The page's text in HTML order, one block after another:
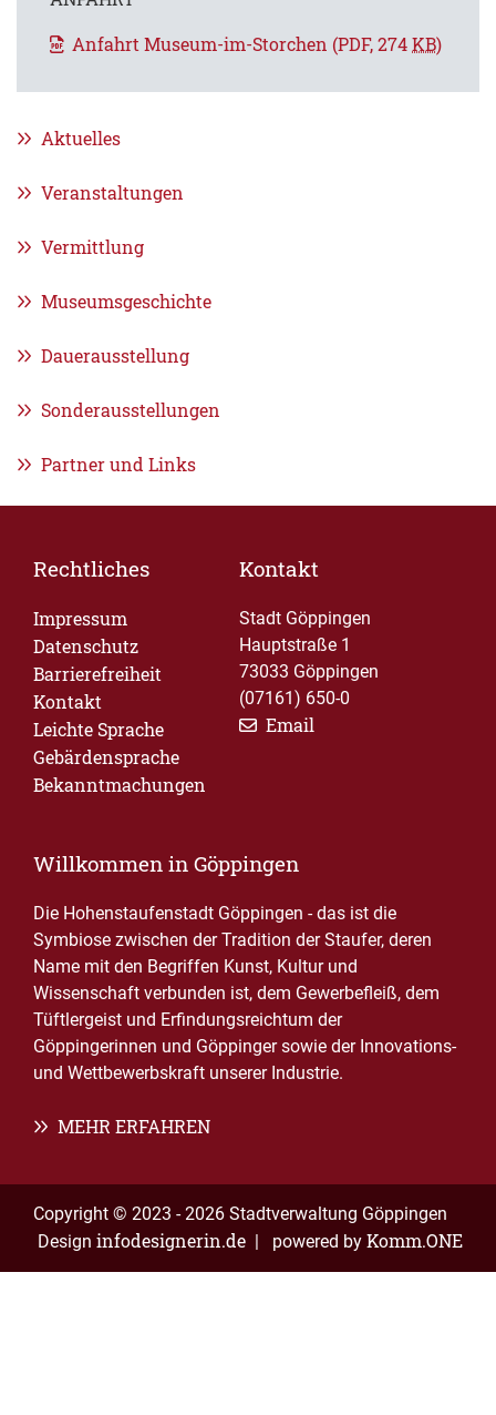
Anfahrt Museum-im-Storchen (PDF, 274KB)
Aktuelles
Veranstaltungen
Vermittlung
Museumsgeschichte
Dauerausstellung
Sonderausstellungen
Partner und Links
Rechtliches
Impressum
Datenschutz
Barrierefreiheit
Kontakt
Leichte Sprache
Gebärdensprache
Bekanntmachungen
Kontakt
Stadt Göppingen
Hauptstraße 1
73033 Göppingen
(07161) 650-0
Email
Willkommen in Göppingen
Die Hohenstaufenstadt Göppingen - das ist die
Symbiose zwischen der Tradition der Staufer, deren
Name mit den Begriffen Kunst, Kultur und
Wissenschaft verbunden ist, dem Gewerbefleiß, dem
Tüftlergeist und Erfindungsreichtum der
Göppingerinnen und Göppinger sowie der Innovations-
und Wettbewerbskraft unserer Industrie.
MEHR ERFAHREN
Copyright © 2023 - 2026 Stadtverwaltung Göppingen
Design infodesignerin.de | powered by Komm.ONE